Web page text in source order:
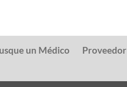
un Médico Proveedor